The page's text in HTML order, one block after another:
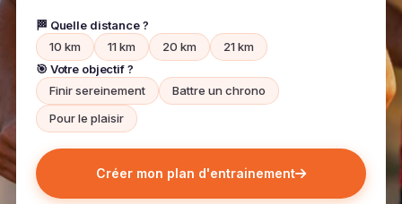
🏁 Quelle distance ?
10 km
11 km 20 km
21 km
🎯 Votre objectif ?
Finir sereinement
Battre un chrono
Pour le plaisir
Créer mon plan d'entrainement